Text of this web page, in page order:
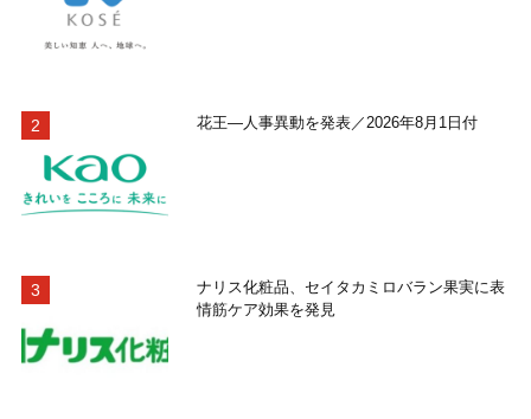
花王―人事異動を発表／2026年8月1日付
ナリス化粧品、セイタカミロバラン果実に表
情筋ケア効果を発見